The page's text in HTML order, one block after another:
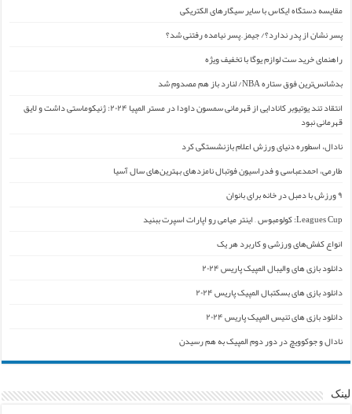
مقایسه دستگاه ایکاس با سایر سیگارهای الکتریکی
پسر نشان از پدر ندارد؟/ جیمز ِ پسر نیامده رفتنی شد؟
راهنمای خرید ست لوازم یوگا با تخفیف ویژه
بدشانس‌ترین فوق ستاره NBA/ لنارد باز هم مصدوم شد
انتقاد تند یوتیوبر کانادایی از قهرمانی سمسون داودا در مستر المپیا ۲۰۲۴: ژنیکوماستی داشت و لایق
قهرمانی نبود
نادال، اسطوره دنیای ورزش اعلام بازنشستگی کرد
طارمی، احمدعباسی و فدراسیون فوتبال نامزدهای بهترین‌های سال آسیا
۹ ورزش با دمبل در خانه برای بانوان
Leagues Cup: کولومبوس – اینتر میامی رو اپارات اسپرت ببنید
انواع کفش‌های ورزشی و کاربرد هر یک
دانلود بازی های والیبال المپیک پاریس ۲۰۲۴
دانلود بازی های بسکتبال المپیک پاریس ۲۰۲۴
دانلود بازی های تنیس المپیک پاریس ۲۰۲۴
نادال و جوکوویچ در دور دوم المپیک به هم رسیدن
لینک